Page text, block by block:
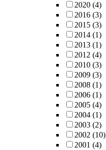
2020 (4)
2016 (3)
2015 (3)
2014 (1)
2013 (1)
2012 (4)
2010 (3)
2009 (3)
2008 (1)
2006 (1)
2005 (4)
2004 (1)
2003 (2)
2002 (10)
2001 (4)